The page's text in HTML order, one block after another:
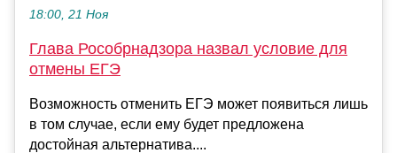
18:00, 21 Ноя
Глава Рособрнадзора назвал условие для
отмены ЕГЭ
Возможность отменить ЕГЭ может появиться лишь
в том случае, если ему будет предложена
достойная альтернатива....